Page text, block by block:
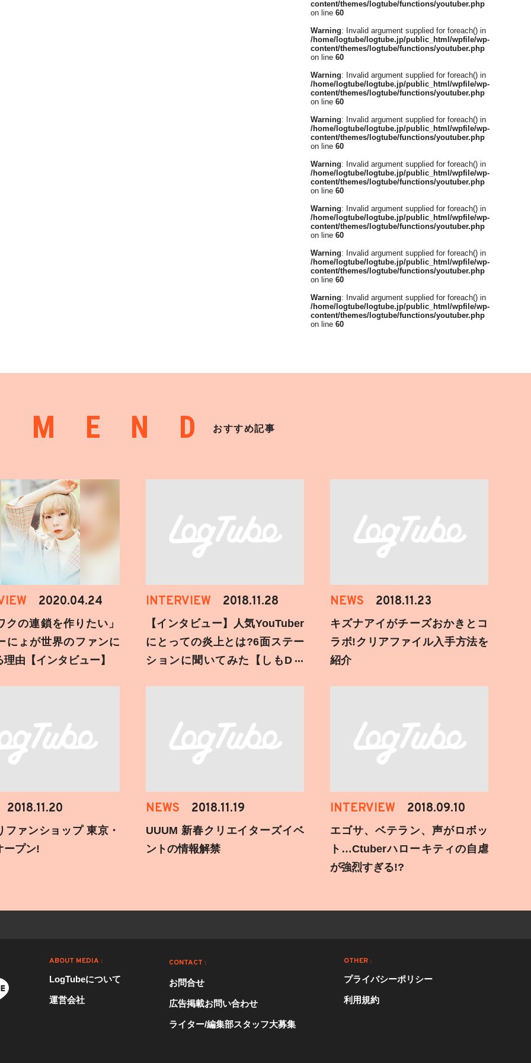
content/themes/logtube/functions/youtuber.php
on line 60
Warning: Invalid argument supplied for foreach() in
/home/logtube/logtube.jp/public_html/wpfile/wp-
content/themes/logtube/functions/youtuber.php
on line 60
Warning: Invalid argument supplied for foreach() in
/home/logtube/logtube.jp/public_html/wpfile/wp-
content/themes/logtube/functions/youtuber.php
on line 60
Warning: Invalid argument supplied for foreach() in
/home/logtube/logtube.jp/public_html/wpfile/wp-
content/themes/logtube/functions/youtuber.php
on line 60
Warning: Invalid argument supplied for foreach() in
/home/logtube/logtube.jp/public_html/wpfile/wp-
content/themes/logtube/functions/youtuber.php
on line 60
Warning: Invalid argument supplied for foreach() in
/home/logtube/logtube.jp/public_html/wpfile/wp-
content/themes/logtube/functions/youtuber.php
on line 60
Warning: Invalid argument supplied for foreach() in
/home/logtube/logtube.jp/public_html/wpfile/wp-
content/themes/logtube/functions/youtuber.php
on line 60
Warning: Invalid argument supplied for foreach() in
/home/logtube/logtube.jp/public_html/wpfile/wp-
content/themes/logtube/functions/youtuber.php
on line 60
おすすめ記事
2020.04.24
クの連鎖を作りたい」
にょが世界のファンに
由【インタビュー】
INTERVIEW 2018.11.28
【インタビュー】人気YouTuber
にとっての炎上とは?6面ステー
ションに聞いてみた【しもD遅
NEWS 2018.11.23
キズナアイがチーズおかきとコ
ラボ!クリアファイル入手方法を
紹介
2018.11.20
ファンショップ 東京・
ープン!
NEWS 2018.11.19
UUUM 新春クリエイターズイベ
ントの情報解禁
INTERVIEW 2018.09.10
エゴサ、ベテラン、声がロボッ
ト…Ctuberハローキティの自虐
が強烈すぎる!?
ABOUT MEDIA :
LogTubeについて
運営会社
CONTACT :
お問合せ
広告掲載お問い合わせ
ライター/編集部スタッフ大募集
OTHER :
プライバシーポリシー
利用規約